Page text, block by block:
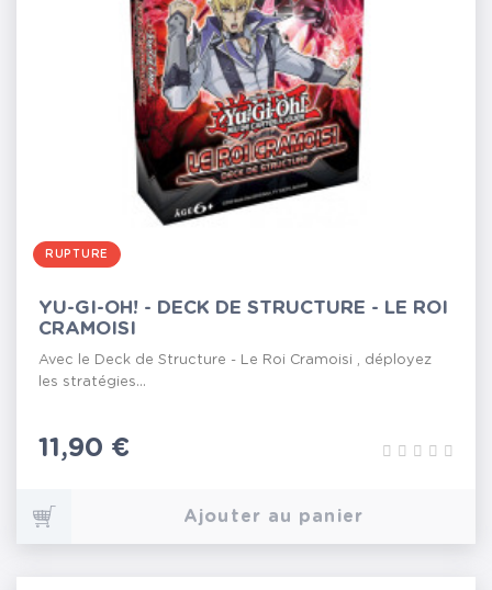
RUPTURE
YU-GI-OH! - DECK DE STRUCTURE - LE ROI
CRAMOISI
Avec le Deck de Structure - Le Roi Cramoisi , déployez
les stratégies...
Prix
11,90 €
Ajouter au panier